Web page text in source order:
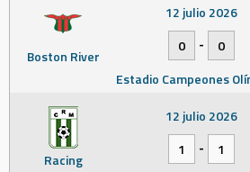
Boston River
12 julio 2026
0
-
0
Estadio Campeones
Racing
12 julio 2026
1
-
1